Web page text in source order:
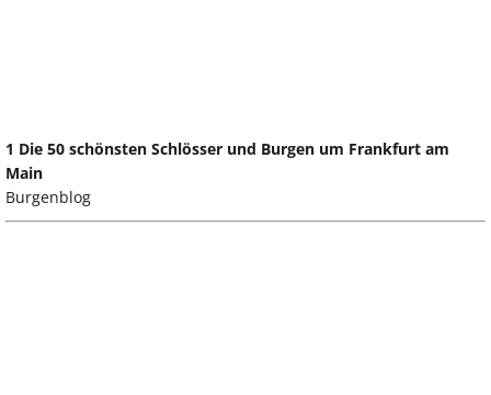
1 Die 50 schönsten Schlösser und Burgen um Frankfurt am
Main
Burgenblog